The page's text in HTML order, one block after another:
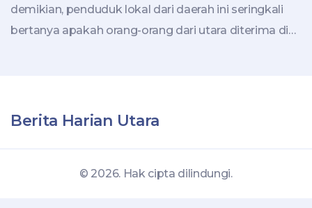
demikian, penduduk lokal dari daerah ini seringkali
bertanya apakah orang-orang dari utara diterima di
beberapa kelompok yang tidak begitu menerima
bersikap ramah dan mengikuti adat kebiasaan lokal
Berita Harian Utara
© 2026. Hak cipta dilindungi.